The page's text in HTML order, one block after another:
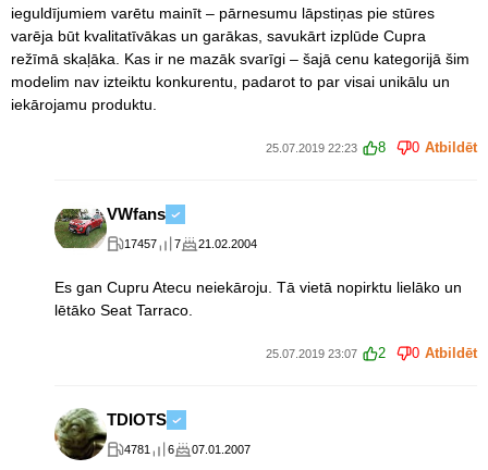
ieguldījumiem varētu mainīt – pārnesumu lāpstiņas pie stūres
varēja būt kvalitatīvākas un garākas, savukārt izplūde Cupra
režīmā skaļāka. Kas ir ne mazāk svarīgi – šajā cenu kategorijā šim
modelim nav izteiktu konkurentu, padarot to par visai unikālu un
iekārojamu produktu.
25.07.2019 22:23 8 0 Atbildēt
VWfans
17457 7 21.02.2004
Es gan Cupru Atecu neiekāroju. Tā vietā nopirktu lielāko un
lētāko Seat Tarraco.
25.07.2019 23:07 2 0 Atbildēt
TDIOTS
4781 6 07.01.2007